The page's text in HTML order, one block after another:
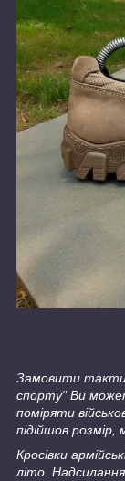
Замовити
спорту" Ви
поміряти
підійшов розмір,
Кросівки
літо.